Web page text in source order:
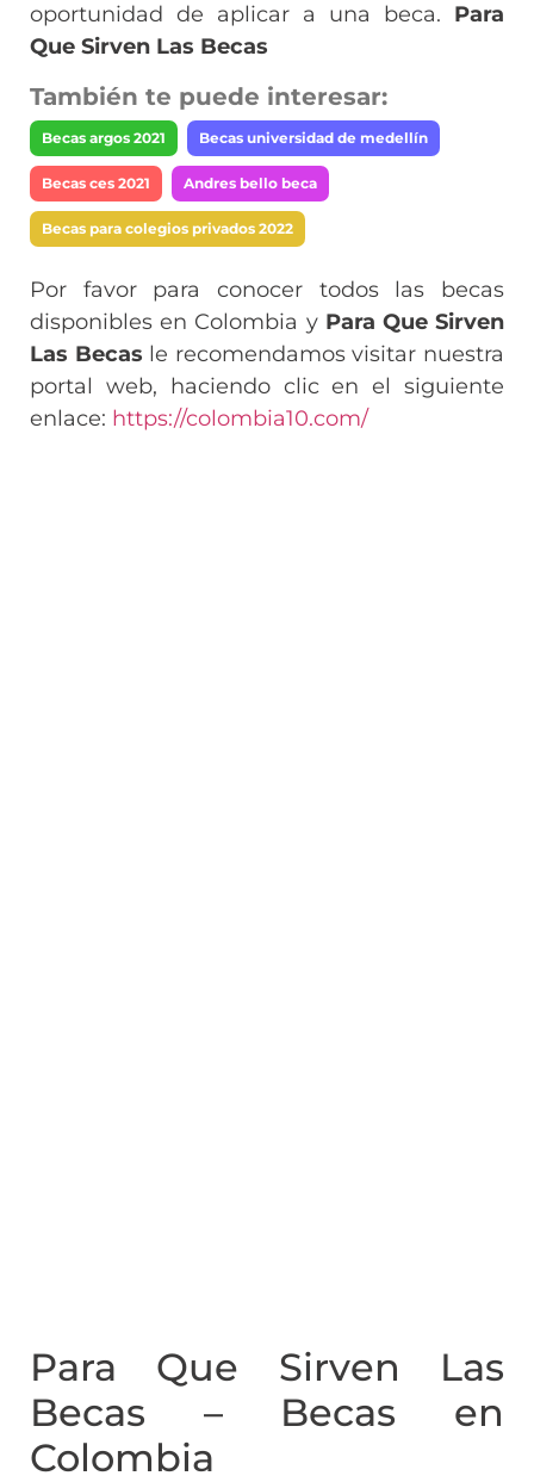
oportunidad de aplicar a una beca. Para
Que Sirven Las Becas
También te puede interesar:
Becas argos 2021 Becas universidad de medellín
Becas ces 2021 Andres bello beca
Becas para colegios privados 2022
Por favor para conocer todos las becas
disponibles en Colombia y Para Que Sirven
Las Becas le recomendamos visitar nuestra
portal web, haciendo clic en el siguiente
enlace: https://colombia10.com/
Para Que Sirven Las
Becas – Becas en
Colombia